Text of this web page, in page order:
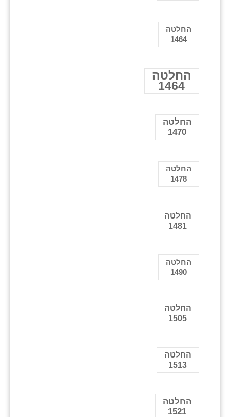
החלטה
1464
החלטה
1464
החלטה
1470
החלטה
1478
החלטה
1481
החלטה
1490
החלטה
1505
החלטה
1513
החלטה
1521